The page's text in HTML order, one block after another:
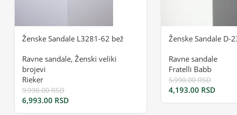
Ženske Sandale L3281-62 bež
Ravne sandale, Ženski veliki
brojevi
Rieker
9,990.00RSD
6,993.00 RSD
Ženske Sandale D-
Ravne sandale
Fratelli Babb
5,990.00RSD
4,193.00 RSD